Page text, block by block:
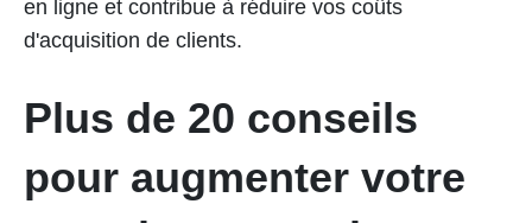
en ligne et contribue à réduire vos coûts
d'acquisition de clients.
Plus de 20 conseils
pour augmenter votre